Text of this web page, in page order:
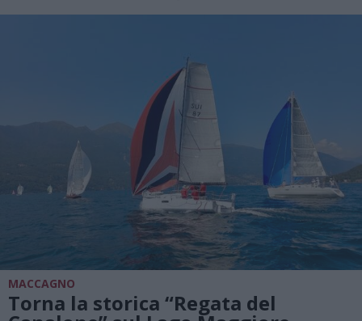
MACCAGNO
Torna la storica “Regata del